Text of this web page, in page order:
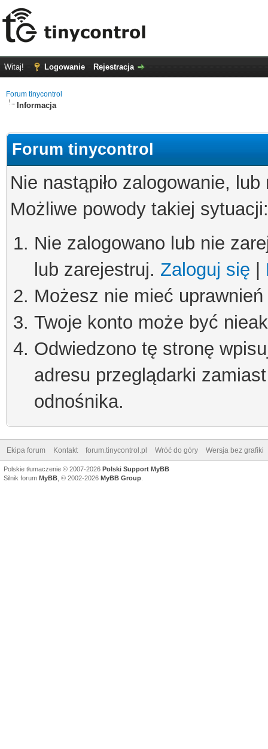
Witaj! Logowanie Rejestracja
Forum tinycontrol
Informacja
Forum tinycontrol
Nie nastąpiło zalogowanie,
Możliwe powody takiej sytuacji:
Nie zalogowano lub nie
lub zarejestruj. Zaloguj się
Możesz nie mieć
Twoje konto może być
Odwiedzono tę stronę
adresu przeglądarki
odnośnika.
Ekipa forum Kontakt forum.tinycontrol.pl Wróć do góry Wersja bez grafiki
Polskie tłumaczenie © 2007-2026 Polski Support MyBB
Silnik forum MyBB , © 2002-2026 MyBB Group